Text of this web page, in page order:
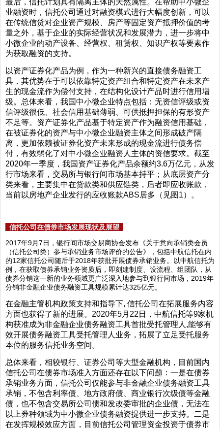
业融资时，信托公司通过对融资模式进行大幅度创新，可以
在传统信贷对企业资产规模、房产等固定资产抵押价值的考
量之外，基于企业的实际经营状况和发展潜力，进一步将中
小微企业的动产设备、经营权、租赁权、知识产权等要素作
为获取融资的支持。
以资产证券化产品为例，作为一种新兴的直接债务融资工
具，其优势在于可以依靠特定资产组合和特定资产在未来产
生的现金流作为偿付支持，在结构化设计产品时进行信用增
级。总体来看，我国中小微企业特点包括：无资信评级或资
信评级很低、社会信用基础薄弱、可供抵押担保的有形资产
不足等。资产证券化产品基于特定资产作为融资信用基础，
在被证券化的资产与中小微企业融资主体之间形成破产隔
离，更加依赖被证券化资产未来形成的现金流进行债务偿
付，有效弱化了对中小微企业融资人主体的资信要求。截至
2020年一季度，我国资产证券化产品余额约3.6万亿元，从发
行市场来看，交易所与银行间市场基本持平；从底层资产分
类来看，主要集中在贷款类和供应链类，后者即应收账款，
当前以房地产企业发行的应收账款ABS居多（见图1）。
信托公司在债券市场发展现状及展望
2017年9月7日，银行间市场交易商协会发布《关于意向承销类会员
（信托公司类）参与承销业务市场评价的公告》，包括中航信托在内
的12家信托公司随后于2018年获批开展债券承销业务。以中航信托为
例，在获取债券承销业务资质后，即刻建制度、设流程、组团队，从
债券分销这一新的业务领域更广泛深入地参与到银行间市场，2019年
分销非金融企业债务融资工具规模累计达325亿元。
在金融主管机构政策支持和指导下, 信托公司在拓展服务内容
方面也获得了新的进展。2020年5月22日，中航信托等9家机
构获准成为非金融企业债务融资工具首批受托管理人,能够有
效开展债务融资工具受托管理人业务，拓展了立足受托服务
本位的服务信托业务空间。
总体来看，相较银行、证券公司等大型金融机构，目前国内
信托公司在债券市场准入方面还存在以下问题：一是在债券
承销业务方面，信托公司仅能参与非金融企业债务融资工具
承销，不包含利率债、地方政府债、商业银行次级债等金融
债，也不包含交易所公司债和发改委审批的企业债，无法在
以上券种领域为中小微企业债务融资提供进一步支持。二是
在发挥规模效应方面，目前信托公司管理资金投资于债券市